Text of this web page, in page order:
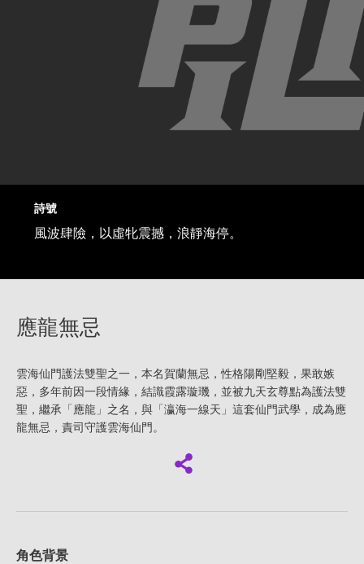
詩號
風波肆險，以虛牝震撼，浪靜海停。
應龍無忌
雲海仙門護法雙聖之一，本名賀蘭無忌，性格陽剛堅毅，果敢嫉
惡，多年前因一段情緣，結識霞露璇璣，並被九天玄尊點為護法雙
聖，繼承「應龍」之名，與「瀛海一線天」這套仙門武學，成為應
龍無忌，責司守護雲海仙門。
角色背景